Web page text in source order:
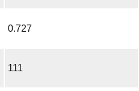
0.727
111